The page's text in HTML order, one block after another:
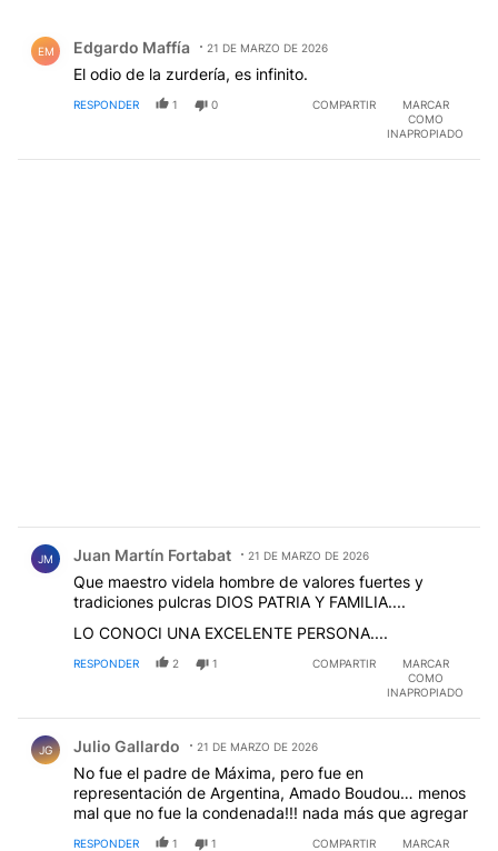
EM Edgardo Maffía 21 DE MARZO DE 2026
El odio de la zurdería, es infinito.
RESPONDER 1 0 COMPARTIR
MARCAR
COMO
INAPROPIADO
JM Juan Martín Fortabat 21 DE MARZO DE 2026
Que maestro videla hombre de valores fuertes y
tradiciones pulcras DIOS PATRIA Y FAMILIA....
LO CONOCI UNA EXCELENTE PERSONA....
RESPONDER 2 1 COMPARTIR
MARCAR
COMO
INAPROPIADO
JG Julio Gallardo 21 DE MARZO DE 2026
No fue el padre de Máxima, pero fue en
representación de Argentina, Amado Boudou… menos
mal que no fue la condenada!!! nada más que agregar
RESPONDER 1 1 COMPARTIR
MARCAR